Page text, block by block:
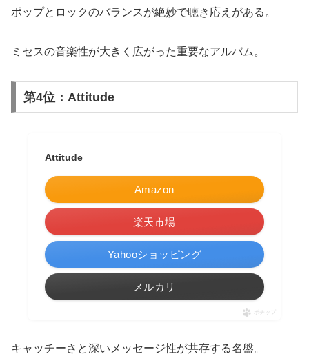
ポップとロックのバランスが絶妙で聴き応えがある。
ミセスの音楽性が大きく広がった重要なアルバム。
第4位：Attitude
Attitude
Amazon
楽天市場
Yahooショッピング
メルカリ
ポチップ
キャッチーさと深いメッセージ性が共存する名盤。